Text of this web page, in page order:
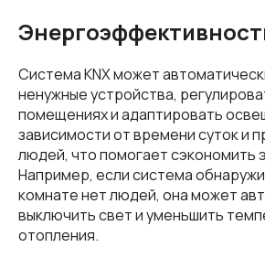
Система KNX может
ненужные устройства,
помещениях и адаптировать
зависимости от времени суток и
людей, что помогает сэкономить
Например, если система
комнате нет людей, она может
выключить свет и уменьшить
отопления.